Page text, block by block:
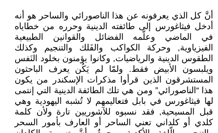
أنَّ كل الذي يعرفونه عن هذا الناصورائي والساحر هو أنه
أدخل فيثاغورس إلى طائفته الدينية وحرره من خطاياه
في الماضي وعلّمه الفضائل والقوانين الطبيعية
الفيزياوية, وحركة الكواكب والفَلك والتنجيم وكذلك
الطقوس الدينية والرياضيات, وكانوا يؤمنون بخلود النَفس
ويلبسون الأبيض فقط. ولمّا لم يَكُن يعرف الباحثون
المستشرقون الذين قرأوا مذكرات الإسكندر من يكون
هذا “الناصورائي” ومن هي تلك الطائفة الدينية التي إنتمى
لها فيثاغورس في بابل فتعاليمهم لا تُشبه اليهودية وهي
قبل المسيحية, فقد نسبوه للآشوريين تارة ولأن كلمة
كلدي أو كلداني تعني الساحر أو العارف بأمور السحر